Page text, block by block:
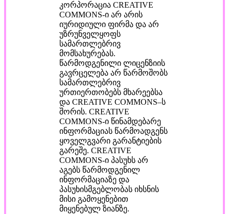
კორპორაცია CREATIVE
COMMONS-ი არ არის
იურიდიული ფირმა და არ
უზრუნველყოფს
სამართლებრივ
მომსახურებას.
წარმოდგენილი ლიცენზიის
გავრცელება არ წარმოშობს
სამართლებრივ
ურთიერთობებს მხარეებსა
და CREATIVE COMMONS–ს
შორის. CREATIVE
COMMONS-ი წინამდებარე
ინფორმაციას წარმოადგენს
ყოველგვარი გარანტიების
გარეშე. CREATIVE
COMMONS-ი პასუხს არ
აგებს წარმოდგენილ
ინფორმაციაზე და
პასუხისმგებლობას იხსნის
მისი გამოყენებით
მიყენებულ ზიანზე.